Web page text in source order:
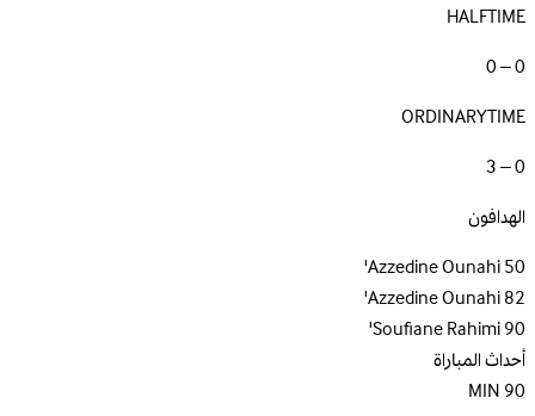
HALFTIME
0 – 0
ORDINARYTIME
0 – 3
الهدافون
Azzedine Ounahi50'
Azzedine Ounahi82'
Soufiane Rahimi90'
أحداث المباراة
90
MIN